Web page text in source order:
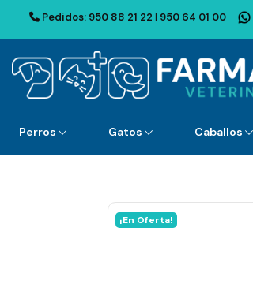
Pedidos: 950 88 21 22 | 950 64 01 00
Perros Gatos Caballos
¡En Oferta!